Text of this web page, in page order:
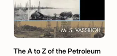
The A to Z of the Petroleum